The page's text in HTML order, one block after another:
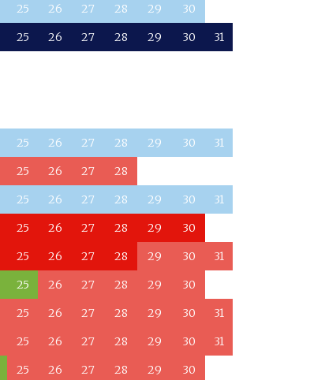
25 26 27 28 29
30
25 26 27 28 29 30 31
25 26 27 28 29 30
31
25 26 27
28
25 26 27 28 29 30
31
25 26 27 28 29
30
25 26 27 28 29 30
31
25 26 27 28 29
30
25 26 27 28 29 30
31
25 26 27 28 29 30
31
25 26 27 28 29
30